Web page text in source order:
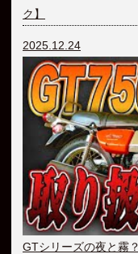
ク】
2025.12.24
GTシリーズの夜と霧